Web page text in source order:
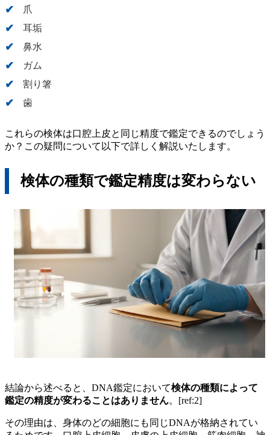
爪
耳垢
鼻水
ガム
割り箸
歯
これらの検体は口腔上皮と同じ精度で鑑定できるのでしょう
か？この疑問について以下で詳しく解説いたします。
検体の種類で鑑定精度は変わらない
結論から述べると、DNA鑑定において検体の種類によって
鑑定の精度が変わることはありません。[ref:2]
その理由は、身体のどの細胞にも同じDNAが格納されてい